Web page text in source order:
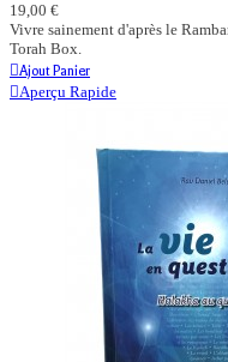
19,00 €
Vivre sainement d'après le
Torah Box.
Ajout Panier
Aperçu Rapide